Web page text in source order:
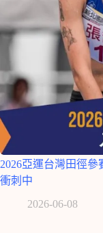
2026亞運台灣田徑參
衝刺中
2026-06-08